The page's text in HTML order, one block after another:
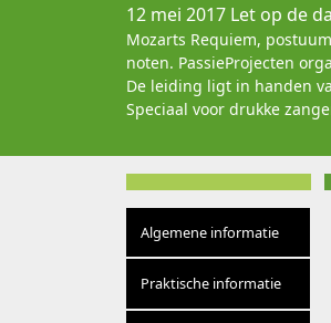
12 mei 2017 Let op de
Mozarts Requiem,
noten. PassieProjecten
De leiding ligt in handen
Speciaal voor drukke
Algemene informatie
Praktische informatie